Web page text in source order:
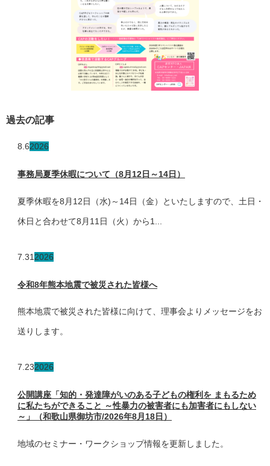
過去の記事
8.62026
事務局夏季休暇について（8月12日～14日）
夏季休暇を8月12日（水)～14日（金）といたしますので、土日・
休日と合わせて8月11日（火）から1...
7.31 2026
令和8年熊本地震で被災された皆様へ
熊本地震で被災された皆様に向けて、理事会よりメッセージをお
送りします。
7.232026
公開講座「知的・発達障がいのある子どもの権利を まもるため
に私たちができること ～性暴力の被害者にも加害者にもしない
～」（和歌山県御坊市/2026年8月18日）
地域のセミナー・ワークショップ情報を更新しました。